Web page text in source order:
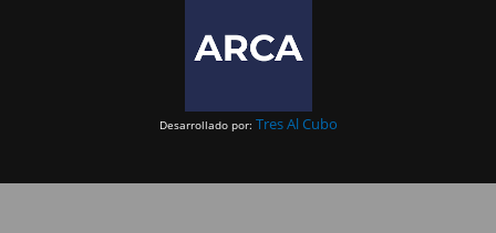
Desarrollado por: Tres Al Cubo